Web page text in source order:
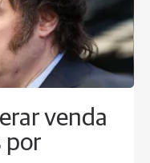
venda
por